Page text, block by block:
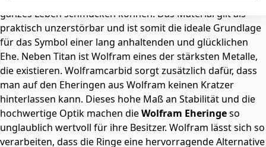
ganzes Leben schmücken können. Das Material gilt als
praktisch unzerstörbar und ist somit die ideale Grundlage
für das Symbol einer lang anhaltenden und glücklichen
Ehe. Neben Titan ist Wolfram eines der stärksten Metalle,
die existieren. Wolframcarbid sorgt zusätzlich dafür, dass
man auf den Eheringen aus Wolfram keinen Kratzer
hinterlassen kann. Dieses hohe Maß an Stabilität und die
hochwertige Optik machen dieWolfram Eheringeso
unglaublich wertvoll für ihre Besitzer. Wolfram lässt sich so
verarbeiten, dass die Ringe eine hervorragende Alternative